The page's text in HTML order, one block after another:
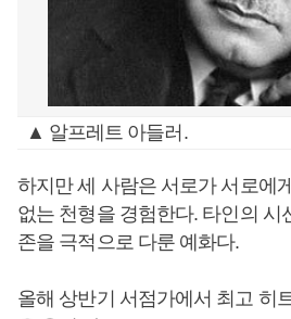
▲ 알프레트 아들러.
하지만 세 사람은 서로가 서로에
없는 천형을 경험한다. 타인의 시
존을 극적으로 다룬 예화다.
올해 상반기 서점가에서 최고 히